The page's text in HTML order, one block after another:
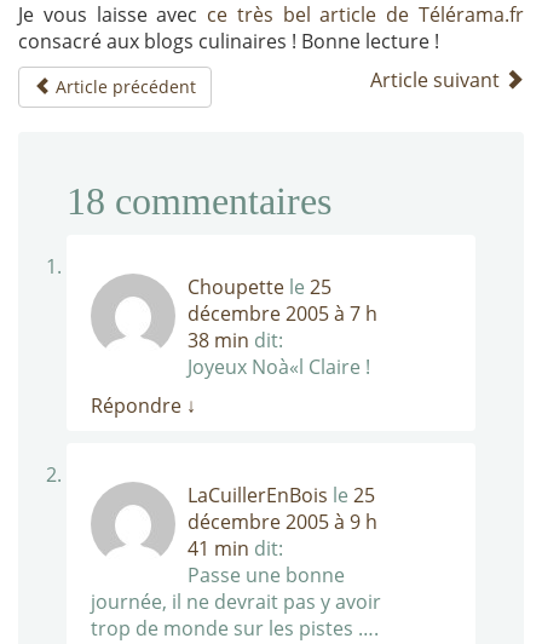
Je vous laisse avec ce très bel article de Télérama.fr
consacré aux blogs culinaires ! Bonne lecture !
Article précédent Article suivant
18 commentaires
Choupette le 25
décembre 2005 à 7 h
38 min dit:
Joyeux Noà«l Claire !
Répondre ↓
LaCuillerEnBois le 25
décembre 2005 à 9 h
41 min dit:
Passe une bonne
journée, il ne devrait pas y avoir
trop de monde sur les pistes ….